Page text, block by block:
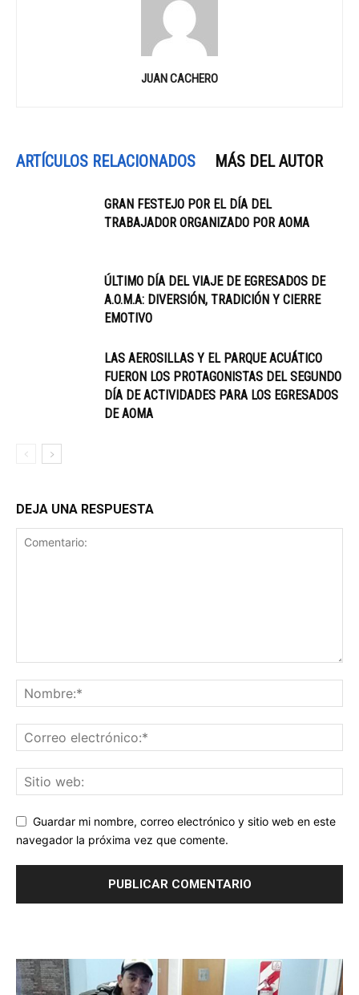
JUAN CACHERO
ARTÍCULOS RELACIONADOS MÁS DEL AUTOR
GRAN FESTEJO POR EL DÍA DEL
TRABAJADOR ORGANIZADO POR AOMA
ÚLTIMO DÍA DEL VIAJE DE EGRESADOS DE
A.O.M.A: DIVERSIÓN, TRADICIÓN Y CIERRE
EMOTIVO
LAS AEROSILLAS Y EL PARQUE ACUÁTICO
FUERON LOS PROTAGONISTAS DEL SEGUNDO
DÍA DE ACTIVIDADES PARA LOS EGRESADOS
DE AOMA
DEJA UNA RESPUESTA
Guardar mi nombre, correo electrónico y sitio web en este
navegador la próxima vez que comente.